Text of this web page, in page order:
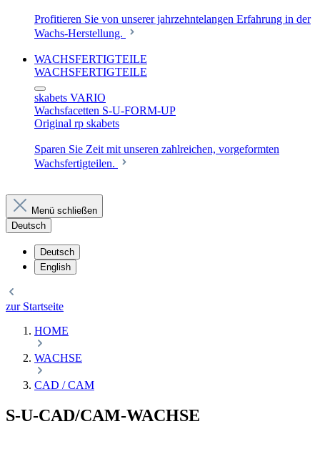
Profitieren Sie von unserer jahrzehntelangen Erfahrung in der
Wachs-Herstellung.
WACHSFERTIGTEILE
WACHSFERTIGTEILE
skabets VARIO
Wachsfacetten S-U-FORM-UP
Original rp skabets
Sparen Sie Zeit mit unseren zahlreichen, vorgeformten
Wachsfertigteilen.
Menü schließen
Deutsch
Deutsch
English
zur Startseite
HOME
WACHSE
CAD / CAM
S-U-CAD/CAM-WACHSE